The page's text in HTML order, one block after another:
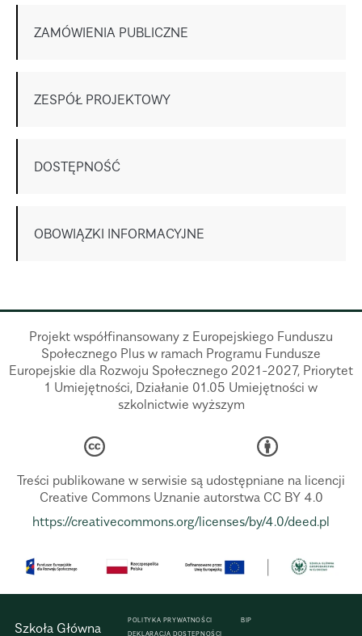
ZAMÓWIENIA PUBLICZNE
ZESPÓŁ PROJEKTOWY
DOSTĘPNOŚĆ
OBOWIĄZKI INFORMACYJNE
Projekt współfinansowany z Europejskiego Funduszu
Społecznego Plus w ramach Programu Fundusze
Europejskie dla Rozwoju Społecznego 2021-2027, Priorytet
1 Umiejętności, Działanie 01.05 Umiejętności w
szkolnictwie wyższym
Treści publikowane w serwisie są udostępniane na licencji
Creative Commons Uznanie autorstwa CC BY 4.0
https://creativecommons.org/licenses/by/4.0/deed.pl
Szkoła Główna
POLITYKA PRYWATNOŚCI
DEKLARACJA DOSTĘPNOŚCI
BIP